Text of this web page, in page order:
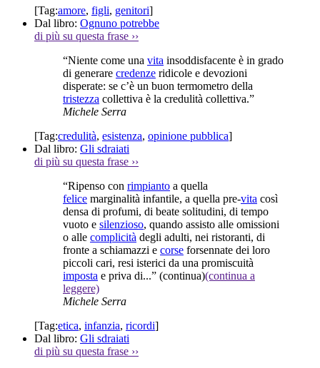
[Tag:amore, figli, genitori]
Dal libro: Ognuno potrebbe
di più su questa frase ››
“Niente come una vita insoddisfacente è in grado
di generare credenze ridicole e devozioni
disperate: se c’è un buon termometro della
tristezza collettiva è la credulità collettiva.”
Michele Serra
[Tag:credulità, esistenza, opinione pubblica]
Dal libro: Gli sdraiati
di più su questa frase ››
“Ripenso con rimpianto a quella
felice marginalità infantile, a quella pre-vita così
densa di profumi, di beate solitudini, di tempo
vuoto e silenzioso, quando assisto alle omissioni
o alle complicità degli adulti, nei ristoranti, di
fronte a schiamazzi e corse forsennate dei loro
piccoli cari, resi isterici da una promiscuità
imposta e priva di...” (continua)(continua a
leggere)
Michele Serra
[Tag:etica, infanzia, ricordi]
Dal libro: Gli sdraiati
di più su questa frase ››